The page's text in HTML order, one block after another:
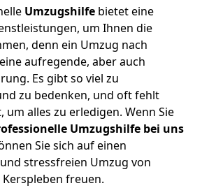
Umzugshilfe bietet eine
um Ihnen die
denn ein Umzug nach
aufregende, aber auch
Es gibt so viel zu
zu bedenken, und oft fehlt
um alles zu erledigen. Wenn Sie
Umzugshilfe bei uns
Sie sich auf einen
stressfreien Umzug von
freuen.